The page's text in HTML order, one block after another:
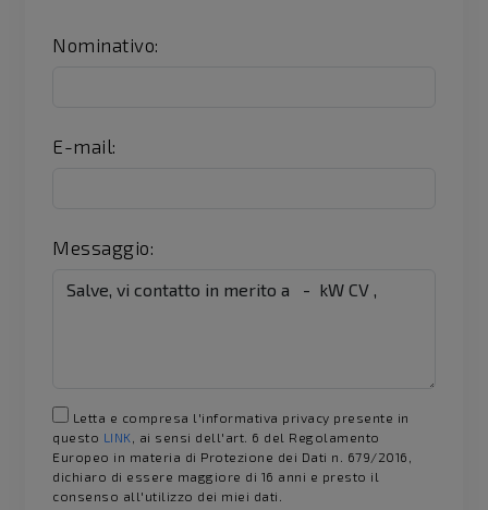
Nominativo:
E-mail:
Messaggio:
Letta e compresa l'informativa privacy presente in
questo LINK
, ai sensi dell'art. 6 del Regolamento
Europeo in materia di Protezione dei Dati n. 679/2016,
dichiaro di essere maggiore di 16 anni e presto il
consenso all'utilizzo dei miei dati.